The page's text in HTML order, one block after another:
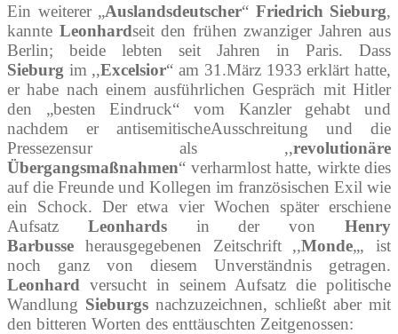
Ein weiterer „Auslandsdeutscher“ Friedrich Sieburg,
kannte Leonhardseit den frühen zwanziger Jahren aus
Berlin; beide lebten seit Jahren in Paris. Dass
Sieburg im ,,Excelsior“ am 31.März 1933 erklärt hatte,
er habe nach einem ausführlichen Gespräch mit Hitler
den „besten Eindruck“ vom Kanzler gehabt und
nachdem er antisemitischeAusschreitung und die
Pressezensur als ,,revolutionäre
Übergangsmaßnahmen“ verharmlost hatte, wirkte dies
auf die Freunde und Kollegen im französischen Exil wie
ein Schock. Der etwa vier Wochen später erschiene
Aufsatz Leonhards in der vonHenry
Barbusse herausgegebenen Zeitschrift ,,Monde„, ist
noch ganz von diesem Unverständnis getragen.
Leonhard versucht in seinem Aufsatz die politische
Wandlung Sieburgs nachzuzeichnen, schließt aber mit
den bitteren Worten des enttäuschten Zeitgenossen: